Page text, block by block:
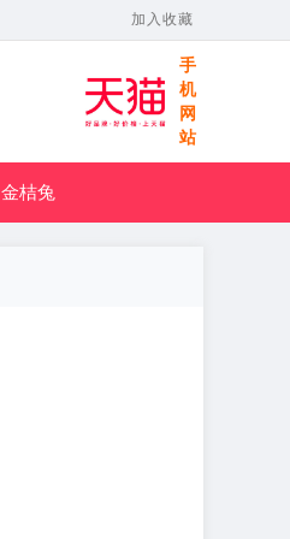
加入收藏
手
机
网
站
金桔兔